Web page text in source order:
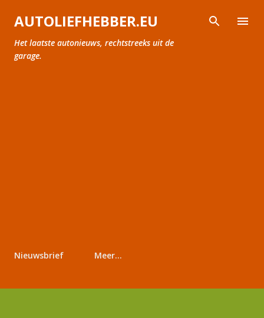
Doorgaan naar hoofdcontent
AUTOLIEFHEBBER.EU
Het laatste autonieuws, rechtstreeks uit de
garage.
Nieuwsbrief Meer…